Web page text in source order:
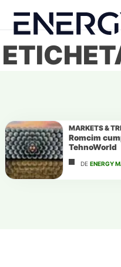
content
MARKETS &
Romcim
TehnoWorld
DE ENERGY